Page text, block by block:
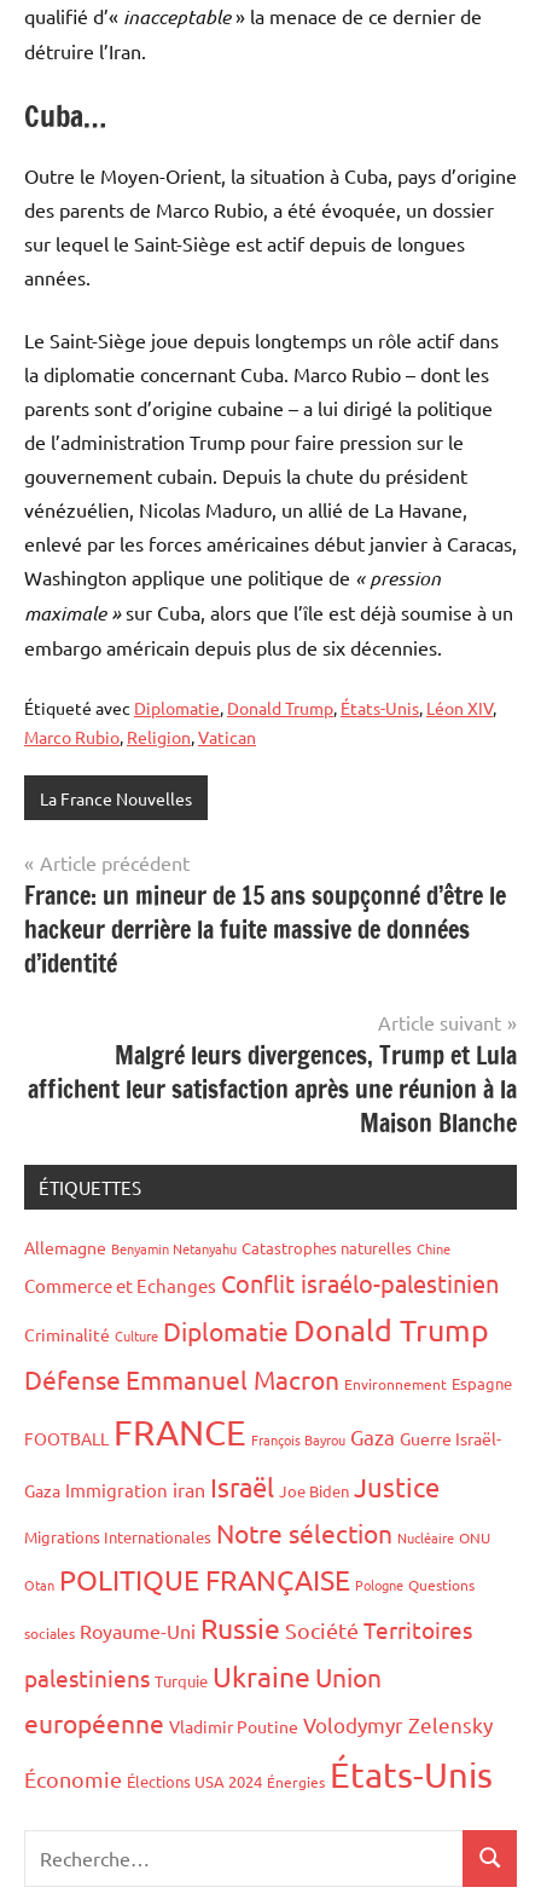
qualifié d’« inacceptable» la menace de ce dernier de
détruire l’Iran.
Cuba…
Outre le Moyen-Orient, la situation à Cuba, pays d’origine
des parents de Marco Rubio, a été évoquée, un dossier
sur lequel le Saint-Siège est actif depuis de longues
années.
Le Saint-Siège joue depuis longtemps un rôle actif dans
la diplomatie concernant Cuba. Marco Rubio – dont les
parents sont d’origine cubaine – a lui dirigé la politique
de l’administration Trump pour faire pression sur le
gouvernement cubain. Depuis la chute du président
vénézuélien, Nicolas Maduro, un allié de La Havane,
enlevé par les forces américaines début janvier à Caracas,
Washington applique une politique de « pression
maximale »sur Cuba, alors que l’île est déjà soumise à un
embargo américain depuis plus de six décennies.
Étiqueté avec Diplomatie, Donald Trump, États-Unis, Léon XIV,
Marco Rubio, Religion,Vatican
La France Nouvelles
Navigation
de
l’article
Article précédent
France: un mineur de 15 ans soupçonné d’être le
hackeur derrière la fuite massive de données
d’identité
Article suivant
Malgré leurs divergences, Trump et Lula
affichent leur satisfaction après une réunion à la
Maison Blanche
ÉTIQUETTES
Allemagne Benyamin Netanyahu Catastrophes naturelles Chine
Commerce et Echanges Conflit israélo-palestinien
Criminalité Culture Diplomatie Donald Trump
Défense Emmanuel Macron Environnement Espagne
FOOTBALL FRANCE François Bayrou Gaza Guerre Israël-
Gaza Immigration iran Israël Joe Biden Justice
Migrations Internationales Notre sélection Nucléaire ONU
Otan POLITIQUE FRANÇAISE Pologne Questions
sociales Royaume-Uni Russie Société Territoires
palestiniens Turquie Ukraine Union
européenne Vladimir Poutine Volodymyr Zelensky
Économie Élections USA 2024 Énergies États-Unis